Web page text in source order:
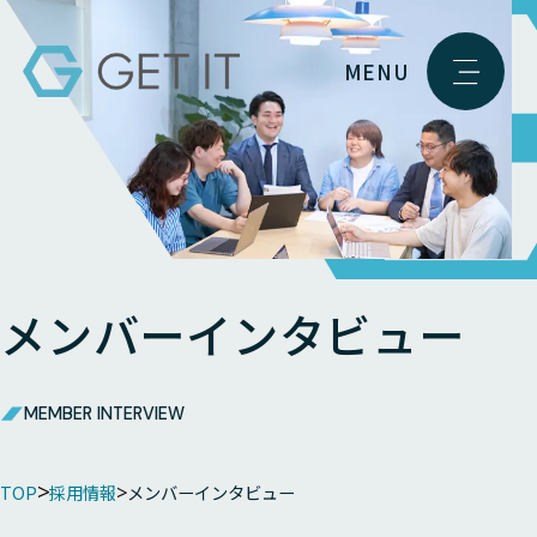
MENU
メンバーインタビュー
MEMBER INTERVIEW
TOP 採用情報 メンバーインタビュー